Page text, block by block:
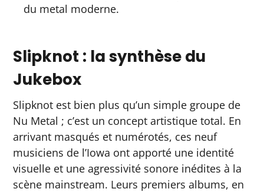
du metal moderne.
Slipknot : la synthèse du
Jukebox
Slipknot est bien plus qu’un simple groupe de
Nu Metal ; c’est un concept artistique total. En
arrivant masqués et numérotés, ces neuf
musiciens de l’Iowa ont apporté une identité
visuelle et une agressivité sonore inédites à la
scène mainstream. Leurs premiers albums, en